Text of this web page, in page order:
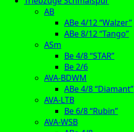
AB
ABe 4/12 “Walzer”
ABe 8/12 “Tango”
ASm
Be 4/8 “STAR”
Be 2/6
AVA-BDWM
ABe 4/8 “Diamant”
AVA-LTB
Be 6/8 “Rubin”
AVA-WSB